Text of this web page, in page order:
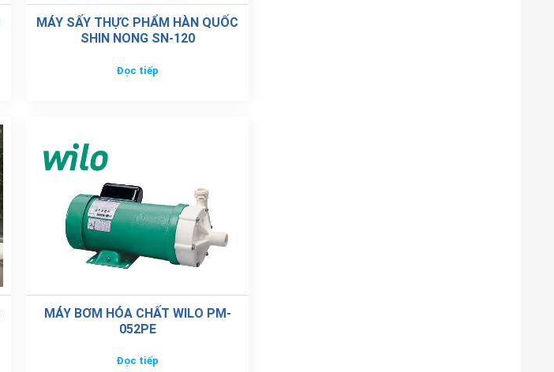
MÁY SẤY THỰC PHẨM HÀN QUỐC
SHIN NONG SN-120
Đọc tiếp
MÁY BƠM HÓA CHẤT WILO PM-
052PE
Đọc tiếp